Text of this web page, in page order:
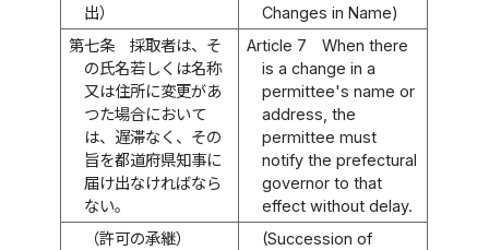
出）
Changes in Name)
第七条
採取者は、そ
の氏名若しくは名称
又は住所に変更があ
つた場合において
は、遅滞なく、その
旨を都道府県知事に
届け出なければなら
ない。
Article 7
When there
is a change in a
permittee's name or
address, the
permittee must
notify the prefectural
governor to that
effect without delay.
（許可の承継）
(Succession of